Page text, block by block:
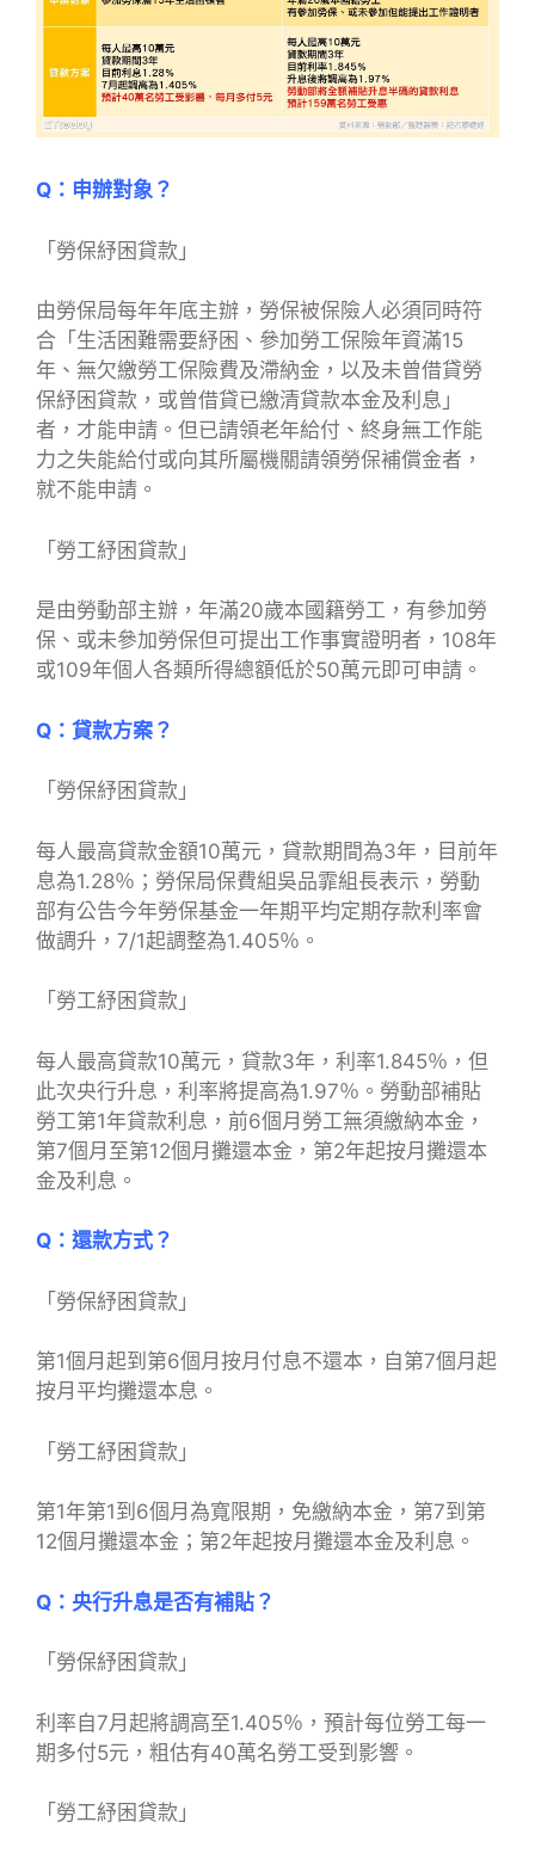
Q：申辦對象？
「勞保紓困貸款」
由勞保局每年年底主辦，勞保被保險人必須同時符
合「生活困難需要紓困、參加勞工保險年資滿15
年、無欠繳勞工保險費及滯納金，以及未曾借貸勞
保紓困貸款，或曾借貸已繳清貸款本金及利息」
者，才能申請。但已請領老年給付、終身無工作能
力之失能給付或向其所屬機關請領勞保補償金者，
就不能申請。
「勞工紓困貸款」
是由勞動部主辦，年滿20歲本國籍勞工，有參加勞
保、或未參加勞保但可提出工作事實證明者，108年
或109年個人各類所得總額低於50萬元即可申請。
Q：貸款方案？
「勞保紓困貸款」
每人最高貸款金額10萬元，貸款期間為3年，目前年
息為1.28％；勞保局保費組吳品霏組長表示，勞動
部有公告今年勞保基金一年期平均定期存款利率會
做調升，7/1起調整為1.405％。
「勞工紓困貸款」
每人最高貸款10萬元，貸款3年，利率1.845％，但
此次央行升息，利率將提高為1.97％。勞動部補貼
勞工第1年貸款利息，前6個月勞工無須繳納本金，
第7個月至第12個月攤還本金，第2年起按月攤還本
金及利息。
Q：還款方式？
「勞保紓困貸款」
第1個月起到第6個月按月付息不還本，自第7個月起
按月平均攤還本息。
「勞工紓困貸款」
第1年第1到6個月為寬限期，免繳納本金，第7到第
12個月攤還本金；第2年起按月攤還本金及利息。
Q：央行升息是否有補貼？
「勞保紓困貸款」
利率自7月起將調高至1.405％，預計每位勞工每一
期多付5元，粗估有40萬名勞工受到影響。
「勞工紓困貸款」